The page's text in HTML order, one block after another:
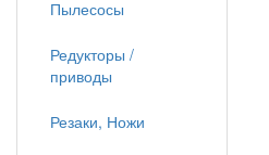
Пылесосы
Редукторы /
приводы
Резаки, Ножи